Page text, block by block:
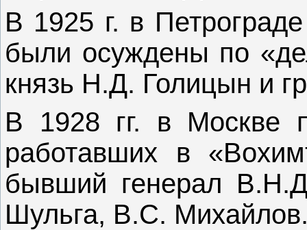
В 1925 г. в
были осуждены по
князь Н.Д. Голицын и
В 1928 гг. в Москве
работавших в
бывший генерал
Шульга, В.С.